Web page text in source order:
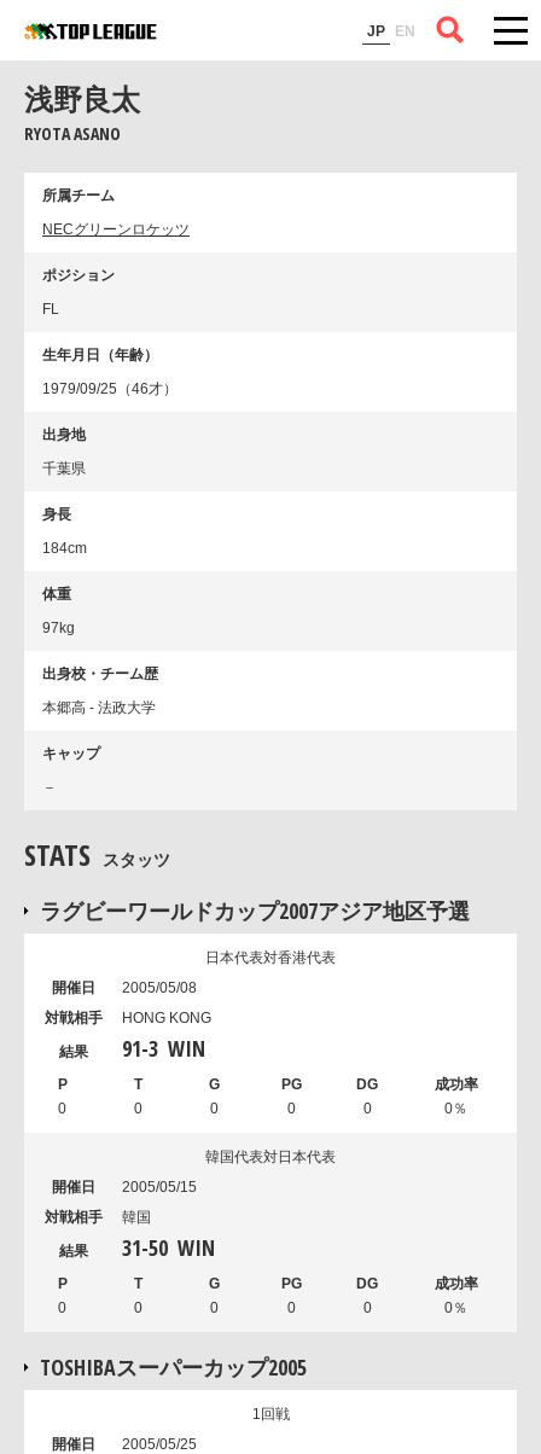
JP EN
コラム
浅野良太
RYOTA ASANO
所属チーム
NECグリーンロケッツ
ポジション
FL
生年月日（年齢）
1979/09/25（46才）
出身地
千葉県
身長
184cm
体重
97kg
出身校・チーム歴
本郷高 - 法政大学
キャップ
－
STATS スタッツ
ラグビーワールドカップ2007アジア地区予選
日本代表対香港代表
2005/05/08
HONG KONG
91-3 WIN
0 0 0 0 0 0％
韓国代表対日本代表
2005/05/15
韓国
31-50 WIN
0 0 0 0 0 0％
TOSHIBAスーパーカップ2005
1回戦
2005/05/25